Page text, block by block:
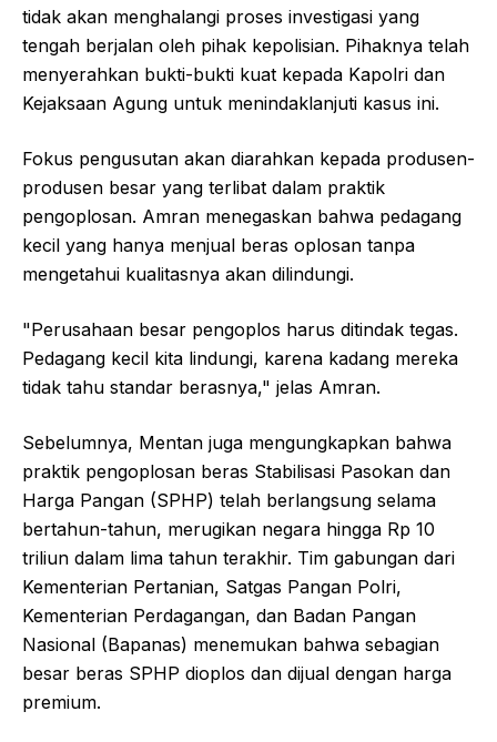
tidak akan menghalangi proses investigasi yang
tengah berjalan oleh pihak kepolisian. Pihaknya telah
menyerahkan bukti-bukti kuat kepada Kapolri dan
Kejaksaan Agung untuk menindaklanjuti kasus ini.
Fokus pengusutan akan diarahkan kepada produsen-
produsen besar yang terlibat dalam praktik
pengoplosan. Amran menegaskan bahwa pedagang
kecil yang hanya menjual beras oplosan tanpa
mengetahui kualitasnya akan dilindungi.
"Perusahaan besar pengoplos harus ditindak tegas.
Pedagang kecil kita lindungi, karena kadang mereka
tidak tahu standar berasnya," jelas Amran.
Sebelumnya, Mentan juga mengungkapkan bahwa
praktik pengoplosan beras Stabilisasi Pasokan dan
Harga Pangan (SPHP) telah berlangsung selama
bertahun-tahun, merugikan negara hingga Rp 10
triliun dalam lima tahun terakhir. Tim gabungan dari
Kementerian Pertanian, Satgas Pangan Polri,
Kementerian Perdagangan, dan Badan Pangan
Nasional (Bapanas) menemukan bahwa sebagian
besar beras SPHP dioplos dan dijual dengan harga
premium.